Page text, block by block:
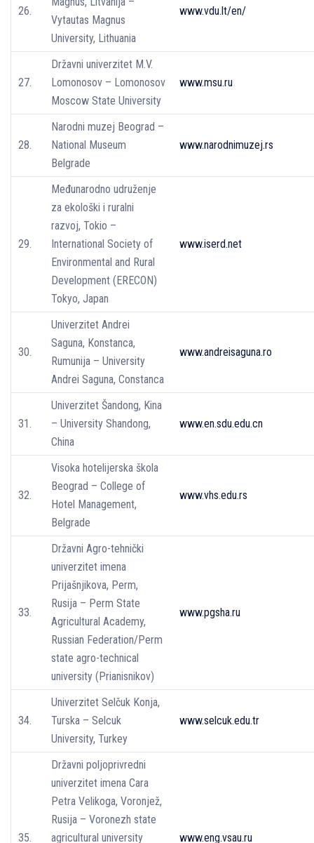
26.
Vytautas Magnus
University, Lithuania
www.vdu.lt/en/
27.
Državni univerzitet M.V.
Lomonosov – Lomonosov
Moscow State University
www.msu.ru
28.
Narodni muzej Beograd –
National Museum
Belgrade
www.narodnimuzej.rs
29.
Međunarodno udruženje
za ekološki i ruralni
razvoj, Tokio –
International Society of
Environmental and Rural
Development (ERECON)
Tokyo, Japan
www.iserd.net
30.
Univerzitet Andrei
Saguna, Konstanca,
Rumunija – University
Andrei Saguna, Constanca
www.andreisaguna.ro
31.
Univerzitet Šandong, Kina
– University Shandong,
China
www.en.sdu.edu.cn
32.
Visoka hotelijerska škola
Beograd – College of
Hotel Management,
Belgrade
www.vhs.edu.rs
33.
Državni Agro-tehnički
univerzitet imena
Prijašnjikova, Perm,
Rusija – Perm State
Agricultural Academy,
Russian Federation/Perm
state agro-technical
university (Prianisnikov)
www.pgsha.ru
34.
Univerzitet Selčuk Konja,
Turska – Selcuk
University, Turkey
www.selcuk.edu.tr
35.
Državni poljoprivredni
univerzitet imena Cara
Petra Velikoga, Voronjež,
Rusija – Voronezh state
agricultural university
www.eng.vsau.ru